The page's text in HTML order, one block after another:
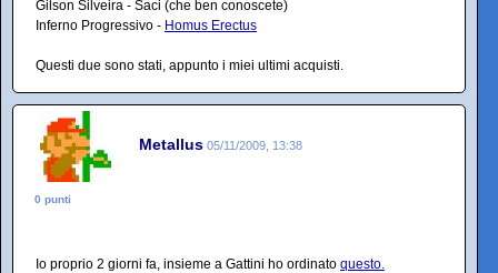
Gilson Silveira - Saci (che ben conoscete)
Inferno Progressivo - Homus Erectus
Questi due sono stati, appunto i miei ultimi acquisti.
Metallus 05/11/2009, 13:38
0 punti
Io proprio 2 giorni fa, insieme a Gattini ho ordinato questo.